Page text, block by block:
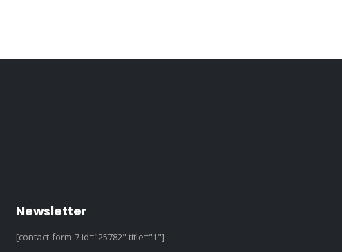
Newsletter
[contact-form-7 id="25782" title="1"]